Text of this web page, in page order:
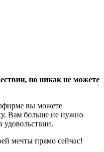
но никак не можете
вы можете
Вам больше не нужно
удовольствии.
мечты прямо сейчас!